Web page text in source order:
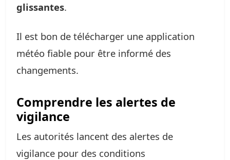
glissantes.
Il est bon de télécharger une application
météo fiable pour être informé des
changements.
Comprendre les alertes de
vigilance
Les autorités lancent des alertes de
vigilance pour des conditions